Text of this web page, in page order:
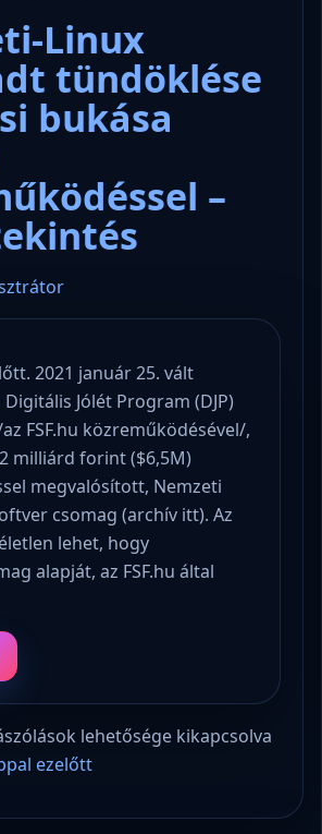
Linux
tündöklése
bukása
–
2021 január 25. vált
Jólét Program (DJP)
FSF.hu közreműködésével/,
milliárd forint ($6,5M)
megvalósított, Nemzeti
csomag (archív itt). Az
lehet, hogy
alapját, az FSF.hu által
lehetősége kikapcsolva
ezelőtt